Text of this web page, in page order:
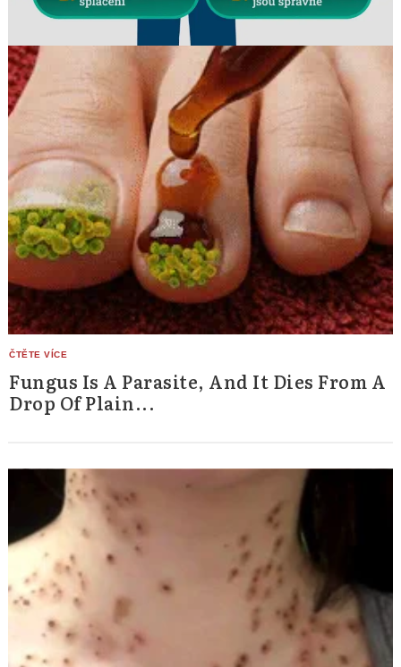
Fungus Is A Parasite, And It Dies From A
Drop Of Plain...